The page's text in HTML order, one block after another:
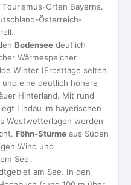
Orten Bayerns.
Österreich-
Bodensee deutlich
Wärmespeicher
Winter (Frosttage selten
eine deutlich höhere
Hinterland. Mit rund
Lindau im bayerischen
Westwetterlagen werden
Föhn-Stürme aus Süden
Wind und
See.
am See. In den